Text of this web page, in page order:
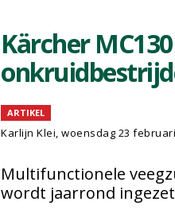
Kärcher
ARTIKEL
Karlijn Klei, woensdag 23
Multifunctionele
wordt jaarrond ingezet